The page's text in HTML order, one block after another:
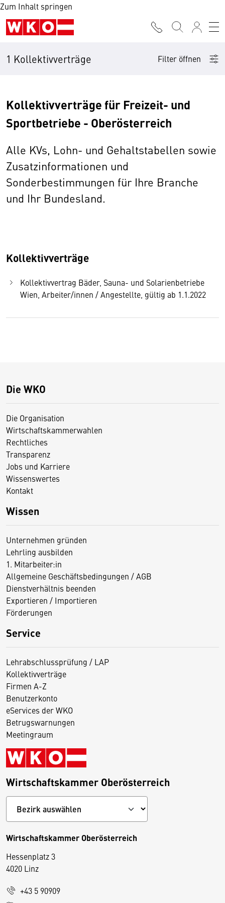
Zum Inhalt springen
1 Kollektivverträge Filter öffnen
Kollektivverträge für Freizeit- und
Sportbetriebe - Oberösterreich
Alle KVs, Lohn- und Gehaltstabellen sowie
Zusatzinformationen und
Sonderbestimmungen für Ihre Branche
und Ihr Bundesland.
Kollektivverträge
Kollektivvertrag Bäder, Sauna- und Solarienbetriebe
Wien, Arbeiter/innen / Angestellte, gültig ab 1.1.2022
Die WKO
Die Organisation
Wirtschaftskammerwahlen
Rechtliches
Transparenz
Jobs und Karriere
Wissenswertes
Kontakt
Wissen
Unternehmen gründen
Lehrling ausbilden
1. Mitarbeiter:in
Allgemeine Geschäftsbedingungen / AGB
Dienstverhältnis beenden
Exportieren / Importieren
Förderungen
Service
Lehrabschlussprüfung / LAP
Kollektivverträge
Firmen A-Z
Benutzerkonto
eServices der WKO
Betrugswarnungen
Meetingraum
Wirtschaftskammer Oberösterreich
Wirtschaftskammer Oberösterreich
Hessenplatz 3
4020 Linz
+43 5 90909
D